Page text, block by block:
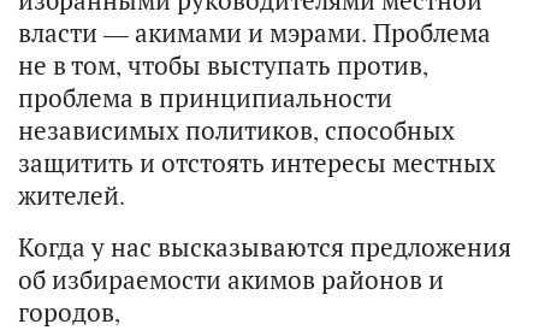
власти — акимами и мэрами. Проблема
не в том, чтобы выступать против,
проблема в принципиальности
независимых политиков, способных
защитить и отстоять интересы местных
жителей.
Когда у нас высказываются предложения
об избираемости акимов районов и
городов,